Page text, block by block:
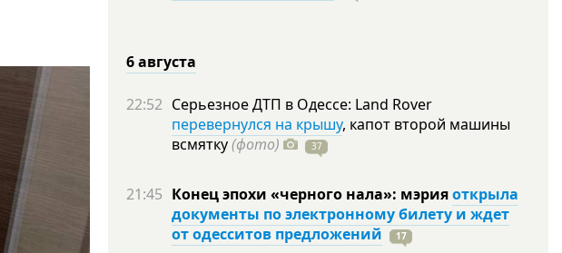
6 августа
22:52 Серьезное ДТП в Одессе: Land Rover
перевернулся на крышу, капот второй машины
всмятку(фото) 37
21:45 Конец эпохи «черного нала»: мэрияоткрыла
документы по электронному билету и ждет
от одесситов предложений
17